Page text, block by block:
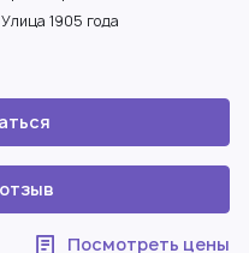
Улица 1905 года
Посмотреть цены